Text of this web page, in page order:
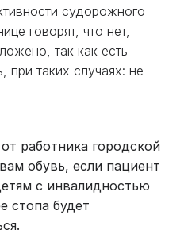
судорожного
говорят, что нет,
так как есть
при таких случаях: не
работника городской
обувь, если пациент
с инвалидностью
стопа будет